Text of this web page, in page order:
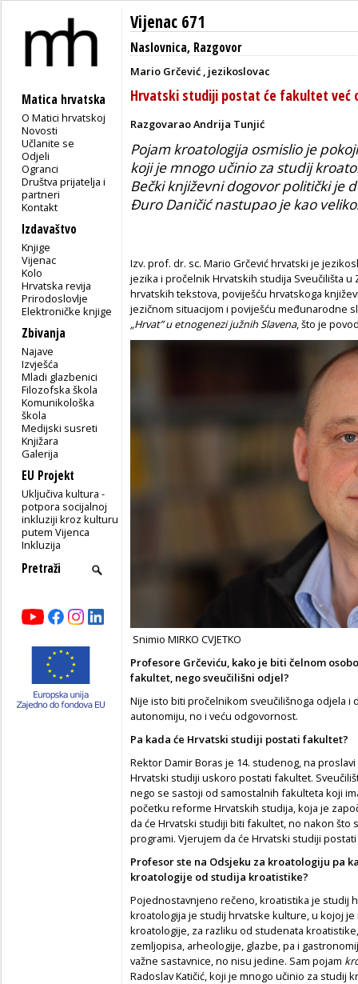
Matica hrvatska
O Matici hrvatskoj
Novosti
Učlanite se
Odjeli
Ogranci
Društva prijatelja i
partneri
Kontakt
Izdavaštvo
Knjige
Vijenac
Kolo
Hrvatska revija
Prirodoslovlje
Elektroničke knjige
Zbivanja
Najave
Izvješća
Mladi glazbenici
Filozofska škola
Komunikološka
škola
Medijski susreti
Knjižara
Galerija
EU Projekt
Uključiva kultura -
potpora socijalnoj
inkluziji kroz kulturu
putem Vijenca
Inkluzija
Vijenac 671
Naslovnica, Razgovor
Mario Grčević , jezikoslovac
Hrvatski studiji postat će fakultet već
Razgovarao Andrija Tunjić
Pojam kroatologija osmislio je
koji je mnogo učinio za studij
Bečki književni dogovor politički je
Đuro Daničić nastupao je kao
Izv. prof. dr. sc. Mario Grčević hrvatski je
jezika i pročelnik Hrvatskih studija Sveučilišta
hrvatskih tekstova, poviješću hrvatskoga
jezičnom situacijom i poviješću međunarodne
„Hrvat” u etnogenezi južnih Slavena, što je
Snimio MIRKO CVJETKO
Profesore Grčeviću, kako je biti čelnom
fakultet, nego sveučilišni odjel?
Nije isto biti pročelnikom sveučilišnoga odjela i
autonomiju, no i veću odgovornost.
Pa kada će Hrvatski studiji postati fakultet?
Rektor Damir Boras je 14. studenog, na
Hrvatski studiji uskoro postati fakultet.
nego se sastoji od samostalnih fakulteta koji
početku reforme Hrvatskih studija, koja je
da će Hrvatski studiji biti fakultet, no nakon
programi. Vjerujem da će Hrvatski studiji
Profesor ste na Odsjeku za kroatologiju pa
kroatologije od studija kroatistike?
Pojednostavnjeno rečeno, kroatistika je studij
kroatologija je studij hrvatske kulture, u kojoj
kroatologije, za razliku od studenata
zemljopisa, arheologije, glazbe, pa i
važne sastavnice, no nisu jedine. Sam pojam
Radoslav Katičić, koji je mnogo učinio za studij